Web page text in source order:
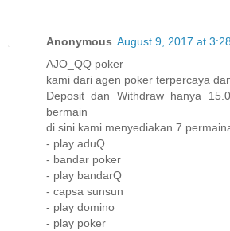
Anonymous August 9, 2017 at
AJO_QQ poker
kami dari agen poker terpercaya
Deposit dan Withdraw hanya
bermain
di sini kami menyediakan 7
- play aduQ
- bandar poker
- play bandarQ
- capsa sunsun
- play domino
- play poker